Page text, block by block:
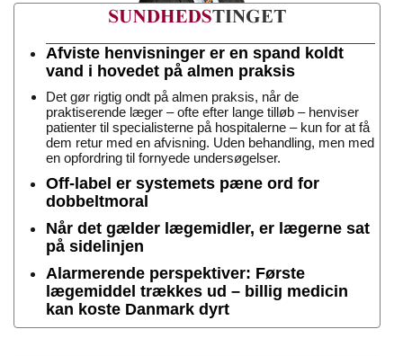
Afviste henvisninger er en spand koldt
vand i hovedet på almen praksis
Det gør rigtig ondt på almen praksis, når de
praktiserende læger – ofte efter lange tilløb – henviser
patienter til specialisterne på hospitalerne – kun for at få
dem retur med en afvisning. Uden behandling, men med
en opfordring til fornyede undersøgelser.
Off-label er systemets pæne ord for
dobbeltmoral
Når det gælder lægemidler, er lægerne sat
på sidelinjen
Alarmerende perspektiver: Første
lægemiddel trækkes ud – billig medicin
kan koste Danmark dyrt